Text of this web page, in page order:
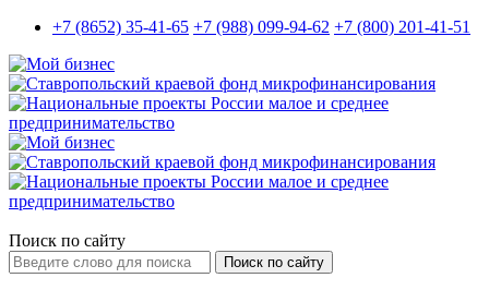
+7 (8652) 35-41-65 +7 (988) 099-94-62 +7 (800) 201-41-51
Поиск по сайту
Поиск по сайту